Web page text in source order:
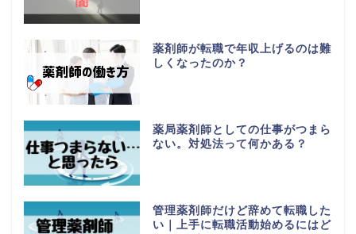
薬剤師が転職で年収上げるのは難
しくなったのか？
薬局薬剤師としての仕事がつまら
ない。対処法って何かある？
管理薬剤師だけど辞めて転職した
い｜上手に転職活動始めるにはど